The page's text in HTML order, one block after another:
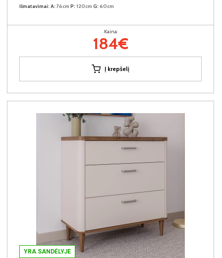
Išmatavimai: A: 76cm P: 120cm G: 60cm
Kaina:
184€
Į krepšelį
YRA SANDĖLYJE